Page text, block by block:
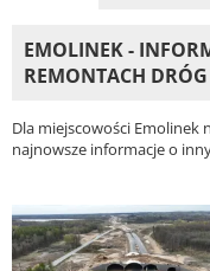
EMOLINEK -
REMONTACH DRÓG
Dla miejscowości Emolinek
najnowsze informacje o